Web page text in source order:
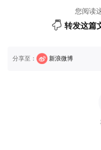
您阅读
转发这篇
分享至： 新浪微博